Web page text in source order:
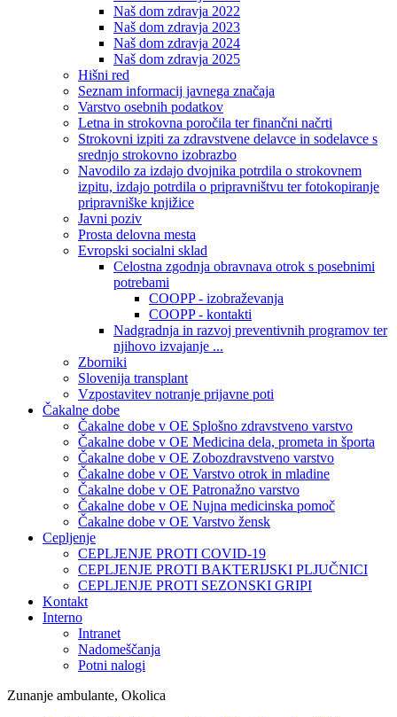
Naš dom zdravja 2022
Naš dom zdravja 2023
Naš dom zdravja 2024
Naš dom zdravja 2025
Hišni red
Seznam informacij javnega značaja
Varstvo osebnih podatkov
Letna in strokovna poročila ter finančni načrti
Strokovni izpiti za zdravstvene delavce in sodelavce s
srednjo strokovno izobrazbo
Navodilo za izdajo dvojnika potrdila o strokovnem
izpitu, izdajo potrdila o pripravništvu ter fotokopiranje
pripravniške knjižice
Javni poziv
Prosta delovna mesta
Evropski socialni sklad
Celostna zgodnja obravnava otrok s posebnimi
potrebami
COOPP - izobraževanja
COOPP - kontakti
Nadgradnja in razvoj preventivnih programov ter
njihovo izvajanje ...
Zborniki
Slovenija transplant
Vzpostavitev notranje prijavne poti
Čakalne dobe
Čakalne dobe v OE Splošno zdravstveno varstvo
Čakalne dobe v OE Medicina dela, prometa in športa
Čakalne dobe v OE Zobozdravstveno varstvo
Čakalne dobe v OE Varstvo otrok in mladine
Čakalne dobe v OE Patronažno varstvo
Čakalne dobe v OE Nujna medicinska pomoč
Čakalne dobe v OE Varstvo žensk
Cepljenje
CEPLJENJE PROTI COVID-19
CEPLJENJE PROTI BAKTERIJSKI PLJUČNICI
CEPLJENJE PROTI SEZONSKI GRIPI
Kontakt
Interno
Intranet
Nadomeščanja
Potni nalogi
Zunanje ambulante, Okolica